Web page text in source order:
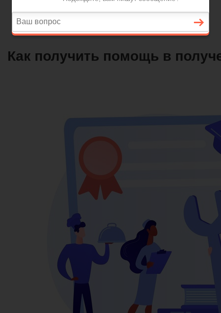
Заработная плата
Вопросы и ответы
Как получить помощь в